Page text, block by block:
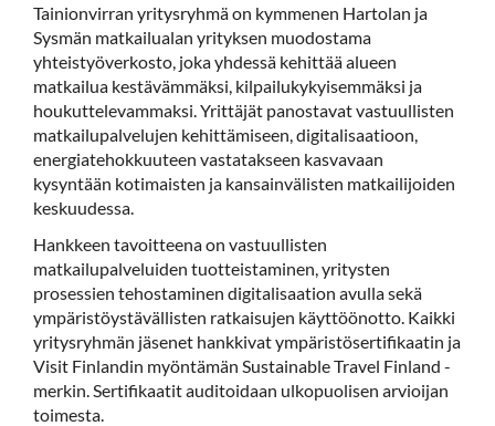
Tainionvirran yritysryhmä on kymmenen Hartolan ja
Sysmän matkailualan yrityksen muodostama
yhteistyöverkosto, joka yhdessä kehittää alueen
matkailua kestävämmäksi, kilpailukykyisemmäksi ja
houkuttelevammaksi. Yrittäjät panostavat vastuullisten
matkailupalvelujen kehittämiseen, digitalisaatioon,
energiatehokkuuteen vastatakseen kasvavaan
kysyntään kotimaisten ja kansainvälisten matkailijoiden
keskuudessa.
Hankkeen tavoitteena on vastuullisten
matkailupalveluiden tuotteistaminen, yritysten
prosessien tehostaminen digitalisaation avulla sekä
ympäristöystävällisten ratkaisujen käyttöönotto. Kaikki
yritysryhmän jäsenet hankkivat ympäristösertifikaatin ja
Visit Finlandin myöntämän Sustainable Travel Finland -
merkin. Sertifikaatit auditoidaan ulkopuolisen arvioijan
toimesta.